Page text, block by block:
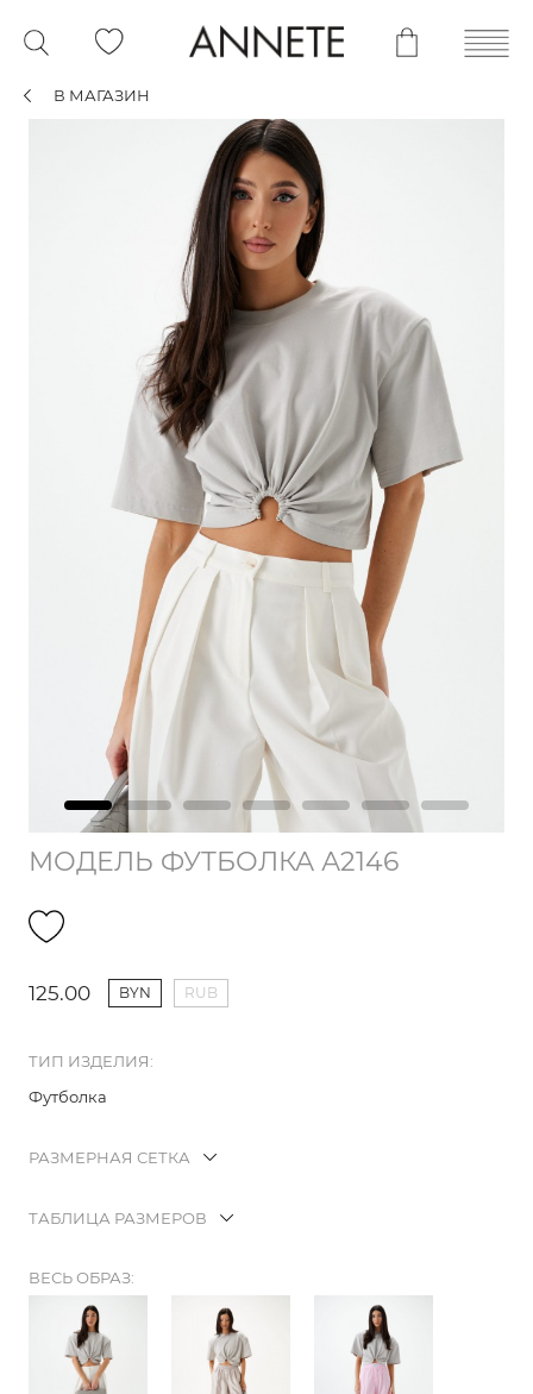
В МАГАЗИН
МОДЕЛЬ ФУТБОЛКА А2146
125.00 BYN RUB
ТИП ИЗДЕЛИЯ:
Футболка
РАЗМЕРНАЯ СЕТКА
ТАБЛИЦА РАЗМЕРОВ
ВЕСЬ ОБРАЗ: